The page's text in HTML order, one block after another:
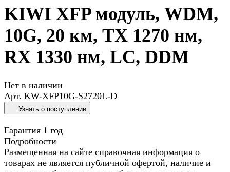
KIWI XFP модуль, WDM,
10G, 20 км, TX 1270 нм,
RX 1330 нм, LC, DDM
Нет в наличии
Арт. KW-XFP10G-S2720L-D
Узнать о поступлении
Гарантия 1 год
Подробности
Размещенная на сайте справочная информация о
товарах не является публичной офертой, наличие и